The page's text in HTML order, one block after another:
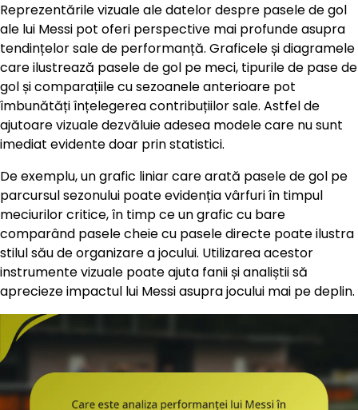
Reprezentările vizuale ale datelor despre pasele de gol
ale lui Messi pot oferi perspective mai profunde asupra
tendințelor sale de performanță. Graficele și diagramele
care ilustrează pasele de gol pe meci, tipurile de pase de
gol și comparațiile cu sezoanele anterioare pot
îmbunătăți înțelegerea contribuțiilor sale. Astfel de
ajutoare vizuale dezvăluie adesea modele care nu sunt
imediat evidente doar prin statistici.
De exemplu, un grafic liniar care arată pasele de gol pe
parcursul sezonului poate evidenția vârfuri în timpul
meciurilor critice, în timp ce un grafic cu bare
comparând pasele cheie cu pasele directe poate ilustra
stilul său de organizare a jocului. Utilizarea acestor
instrumente vizuale poate ajuta fanii și analiștii să
aprecieze impactul lui Messi asupra jocului mai pe deplin.